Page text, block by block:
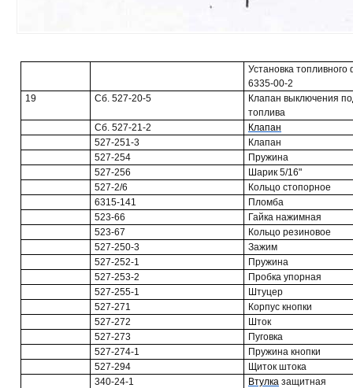
Установка
6335-00-2
19
Сб. 527-20-5
Клапан выключения
топлива
Сб. 527-21-2
Клапан
527-251-3
Клапан
527-254
Пружина
527-256
Шарик 5/16"
527-2/6
Кольцо стопорное
6315-141
Пломба
523-66
Гайка нажимная
523-67
Кольцо резиновое
527-250-3
Зажим
527-252-1
Пружина
527-253-2
Пробка упорная
527-255-1
Штуцер
527-271
Корпус кнопки
527-272
Шток
527-273
Пуговка
527-274-1
Пружина кнопки
527-294
Щиток штока
340-24-1
Втулка защитная